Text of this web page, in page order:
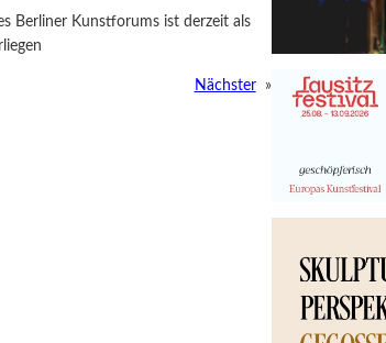
Berliner Kunstforums ist derzeit als
Nächster »